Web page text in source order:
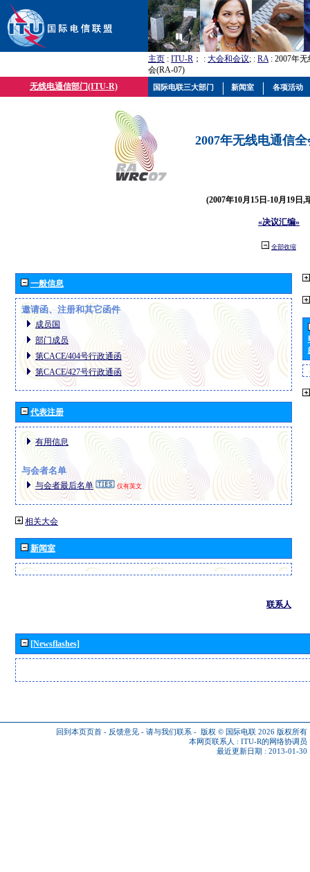
主页 : ITU-R ； : 大会和会议; : RA: 2007年
会(RA-07)
无线电通信部门(ITU-R)
2007年无线电通信
(2007年10月15日-10月19日,
«决议汇编»
全部收缩
一般信息
邀请函、注册和其它函件
成员国
部门成员
第CACE/404号行政通函
第CACE/427号行政通函
代表注册
有用信息
与会者名单
与会者最后名单 仅有英文
相关大会
新闻室
联系人
[Newsflashes]
回到本页页首 - 反馈意见 - 请与我们联系 - 版权 © 国际电联 2026 版权所有
本网页联系人 : ITU-R的网络协调员
最近更新日期 : 2013-01-30
国际电联三大部门 新闻室 各项活动